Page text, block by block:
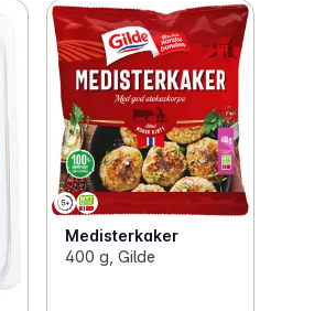
Medisterkaker
400 g, Gilde